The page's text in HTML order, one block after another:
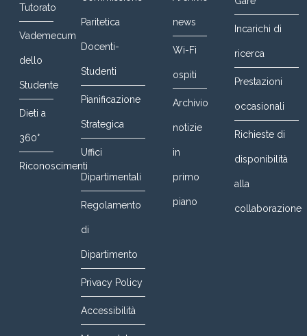
Tutorato
Vademecum
dello
Studente
Dieti a
360°
Riconoscimenti
Paritetica
Docenti-
Studenti
Pianificazione
Strategica
Uffici
Dipartimentali
Regolamento
di
Dipartimento
Privacy Policy
Accessibilità
news
Wi-Fi
ospiti
Archivio
notizie
in
primo
piano
Incarichi di
ricerca
Prestazioni
occasionali
Richieste di
disponibilità
alla
collaborazione